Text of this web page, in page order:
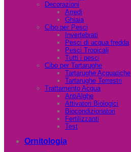
Decorazioni
Arredi
Ghiaia
Cibo per Pesci
Invertebrati
Pesci di acqua fredda
Pesci Tropicali
Tutti i pesci
Cibo per Tartarughe
Tartarughe Acquatiche
Tartarughe Terrestri
Trattamento Acqua
AntiAlghe
Attivatori Biologici
Biocondizionatori
Fertilizzanti
Test
Ornitologia